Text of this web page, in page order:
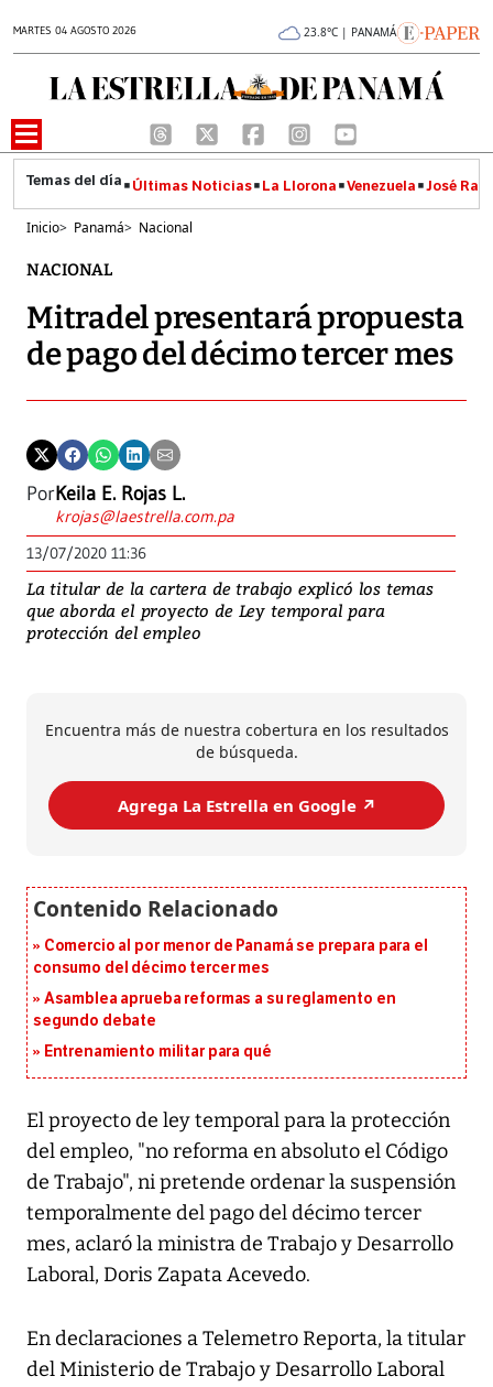
MARTES 04 AGOSTO 2026 23.8°C | PANAMÁ
Últimas Noticias La Llorona Venezuela José
Inicio> Panamá> Nacional
NACIONAL
Mitradel presentará propuesta
de pago del décimo tercer mes
PorKeila E. Rojas L.
krojas@laestrella.com.pa
13/07/2020 11:36
La titular de la cartera de trabajo explicó los temas
que aborda el proyecto de Ley temporal para
protección del empleo
Encuentra más de nuestra cobertura en los resultados
de búsqueda.
Agrega La Estrella en Google ↗️
Comercio al por menor de Panamá se prepara para el
consumo del décimo tercer mes
Asamblea aprueba reformas a su reglamento en
segundo debate
Entrenamiento militar para qué
El proyecto de ley temporal para la protección
del empleo, "no reforma en absoluto el Código
de Trabajo", ni pretende ordenar la suspensión
temporalmente del pago del décimo tercer
mes, aclaró la ministra de Trabajo y Desarrollo
Laboral, Doris Zapata Acevedo.
En declaraciones a Telemetro Reporta, la titular
del Ministerio de Trabajo y Desarrollo Laboral